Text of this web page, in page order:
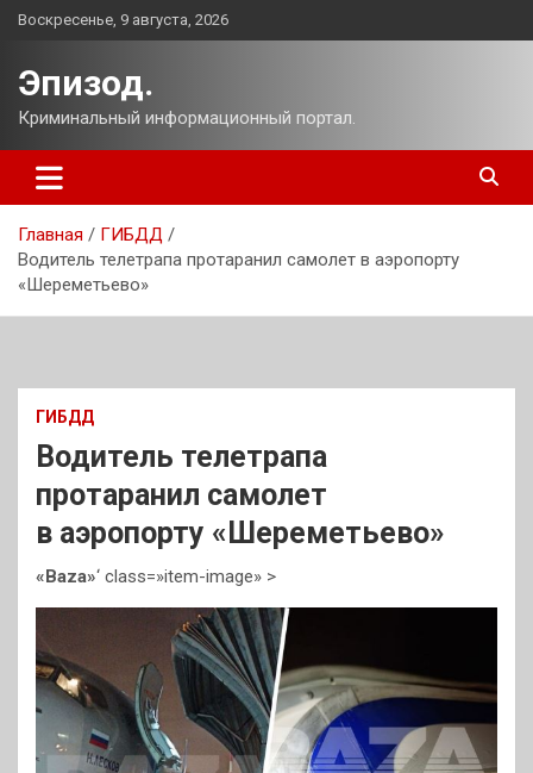
Перейти
Воскресенье, 9 августа, 2026
Эпизод.
Криминальный информационный портал.
Главная
ГИБДД
Водитель телетрапа протаранил самолет в аэропорту
«Шереметьево»
ГИБДД
Водитель телетрапа
протаранил самолет
в аэропорту «Шереметьево»
«Baza»‘ class=»item-image» >